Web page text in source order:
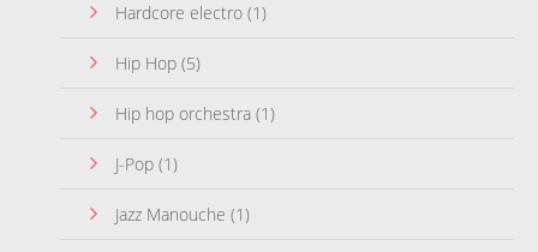
Hardcore electro (1)
Hip Hop (5)
Hip hop orchestra (1)
J-Pop (1)
Jazz Manouche (1)